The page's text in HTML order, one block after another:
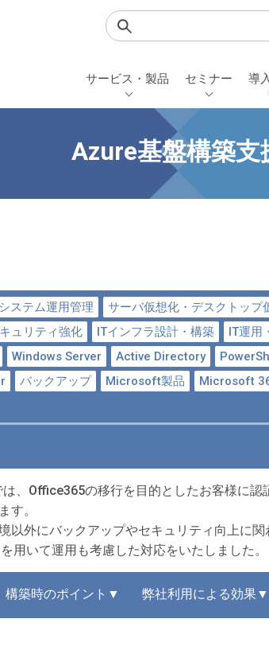
サービス・製品 セミナー 導
Azure基盤構築支
ステム運用管理 サーバ仮想化・デスクトップ
ュリティ強化
ITインフラ設計・構築 IT運用
Windows Server
Active Directory
バックアップ Microsoft製品 Microsoft
、Office365の移行を目的としたお客様に
す。
以外にバックアップやセキュリティ向上に
用いて運用も考慮した対応をいたしました。
構築時のポイント▼ 弊社利用による効果▼